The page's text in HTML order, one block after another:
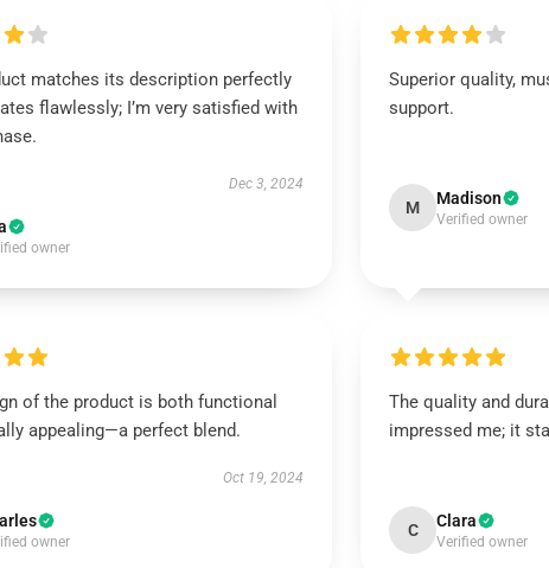
matches its description perfectly
flawlessly; I’m very satisfied with
Dec 3, 2024
owner
Superior quality,
support.
M Madison
Verified owner
of the product is both functional
appealing—a perfect blend.
Oct 19, 2024
owner
The quality and
impressed me; it
C Clara
Verified owner